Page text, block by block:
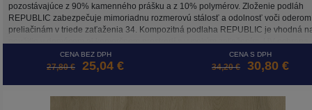
pozostávajúce z 90% kamenného prášku a z 10% polymérov. Zloženie podláh
REPUBLIC zabezpečuje mimoriadnu rozmerovú stálosť a odolnosť voči
preliačinám v triede zaťaženia 34. Kompozitná podlaha REPUBLIC je vhodná
zachová farebnú stálosť dekoru po dlhé roky. Lamely kolekcie GRIZZLY sú
mm, z čoho 1,5 mm tvorí integrovaná antibakteriálna podložka Bio-Guard
položke sa kompozitná podlaha REPUBLIC kladie jednoduhšie a rýchlejšie.
CENA BEZ DPH
27,80 € 25,04 €
CENA S DPH
34,20 € 30,80 €